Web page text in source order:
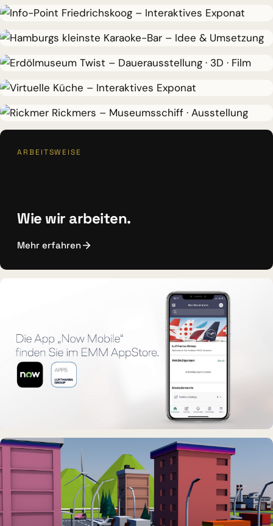
Erlebnisraum Büsum
DAUERAUSSTELLUNG · VR
Erlebnisraum Büsum
INTERAKTIVES EXPONAT
Info-Point Friedrichskoog
IDEE & UMSETZUNG
Hamburgs kleinste Karaoke-Bar
DAUERAUSSTELLUNG · 3D · FILM
Erdölmuseum Twist
INTERAKTIVES EXPONAT
Virtuelle Küche
Rickmer Rickmers
ARBEITSWEISE
Wie wir arbeiten.
Mehr erfahren
LAYOUT & PRODUKTION
Lufthansa